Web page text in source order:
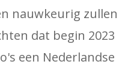
nauwkeurig zullen
dat begin 2023
een Nederlandse